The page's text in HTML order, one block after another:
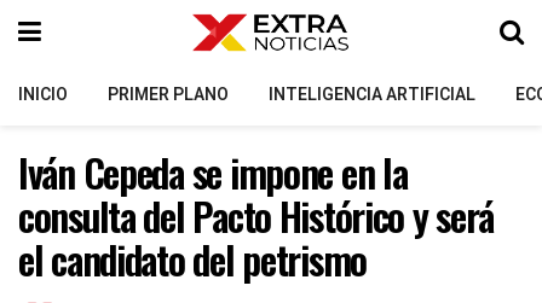
INICIO PRIMER PLANO INTELIGENCIA ARTIFICIAL
Iván Cepeda se impone en la
consulta del Pacto Histórico y será
el candidato del petrismo